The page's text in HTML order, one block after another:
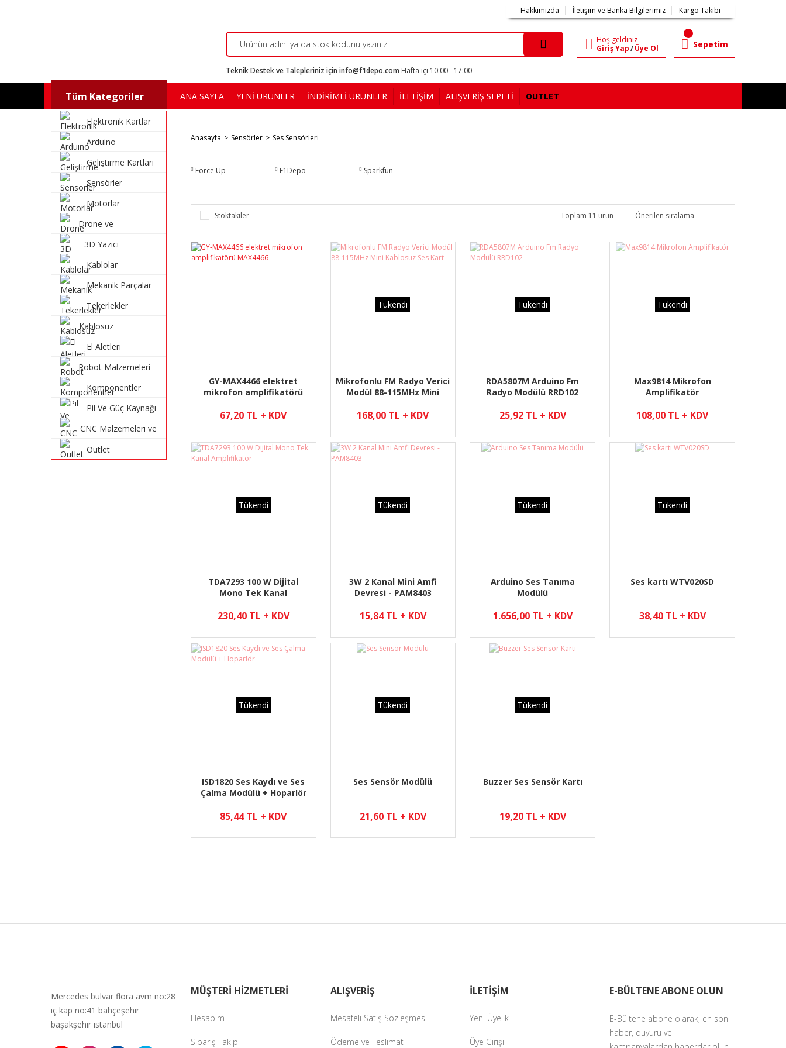
Hakkımızda İletişim ve Banka Bilgilerimiz Kargo Takibi
Hoş geldiniz
Giriş Yap/Üye Ol Sepetim
Teknik Destek ve Talepleriniz için info@f1depo.com Hafta içi 10:00 - 17:00
Tüm Kategoriler
Elektronik Kartlar
Arduino
Geliştirme Kartları
Sensörler
Motorlar
Drone ve
Malzemeleri
3D Yazıcı
Kablolar
Mekanik Parçalar
Tekerlekler
Kablosuz
Sistemleri
El Aletleri
Robot Malzemeleri
Komponentler
Pil Ve Güç Kaynağı
CNC Malzemeleri ve
Outlet
ANA SAYFA YENİ ÜRÜNLER İNDİRİMLİ ÜRÜNLER İLETİŞİM ALIŞVERİŞ SEPETİ OUTLET
Anasayfa Sensörler Ses Sensörleri
Force Up F1Depo Sparkfun
Stoktakiler Toplam 11 ürün
GY-MAX4466 elektret
mikrofon amplifikatörü
67,20 TL + KDV
Tükendi
Mikrofonlu FM Radyo Verici
Modül 88-115MHz Mini
168,00 TL + KDV
Tükendi
RDA5807M Arduino Fm
Radyo Modülü RRD102
25,92 TL + KDV
Tükendi
Max9814 Mikrofon
Amplifikatör
108,00 TL + KDV
Tükendi
TDA7293 100 W Dijital
Mono Tek Kanal
230,40 TL + KDV
Tükendi
3W 2 Kanal Mini Amfi
Devresi - PAM8403
15,84 TL + KDV
Tükendi
Arduino Ses Tanıma
Modülü
1.656,00 TL + KDV
Tükendi
Ses kartı WTV020SD
38,40 TL + KDV
Tükendi
ISD1820 Ses Kaydı ve Ses
Çalma Modülü + Hoparlör
85,44 TL + KDV
Tükendi
Ses Sensör Modülü
21,60 TL + KDV
Tükendi
Buzzer Ses Sensör Kartı
19,20 TL + KDV
Mercedes bulvar flora avm no:28
iç kap no:41 bahçeşehir
başakşehir istanbul
MÜŞTERİ HİZMETLERİ
Hesabım
Sipariş Takip
ALIŞVERİŞ
Mesafeli Satış Sözleşmesi
Ödeme ve Teslimat
İLETİŞİM
Yeni Üyelik
Üye Girişi
E-BÜLTENE ABONE OLUN
E-Bültene abone olarak, en son
haber, duyuru ve